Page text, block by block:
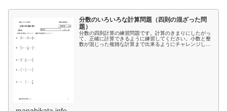
分数のいろいろな計算問題（四則の混ざった問
題）
分数の四則計算の練習問題です。計算のきまりにしたがっ
て、正確に計算できるように練習してください。小数と整
数が混じった複雑な計算まで出来るようにチャレンジして